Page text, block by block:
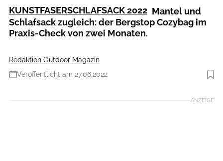
KUNSTFASERSCHLAFSACK 2022 Mantel und
Schlafsack zugleich: der Bergstop Cozybag im
Praxis-Check von zwei Monaten.
Redaktion Outdoor Magazin
Veröffentlicht am 27.06.2022
Foto: Boris Gnielka
ANZEIGE